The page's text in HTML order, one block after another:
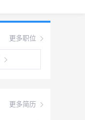
更多职位
更多简历